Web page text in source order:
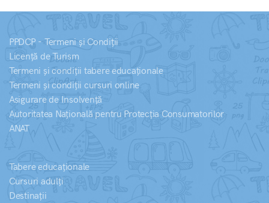
PPDCP - Termeni și Condiții
Licență de Turism
Termeni și condiții tabere educaționale
Termeni și condiții cursuri online
Asigurare de Insolvență
Autoritatea Națională pentru Protecția Consumatorilor
ANAT
Tabere educaționale
Cursuri adulți
Destinații